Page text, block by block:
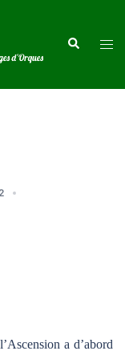
a d’abord